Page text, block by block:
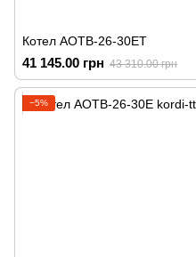
Котел АОТВ-26-30ЕТ
41 145.00 грн 43 310.00 грн
−5%